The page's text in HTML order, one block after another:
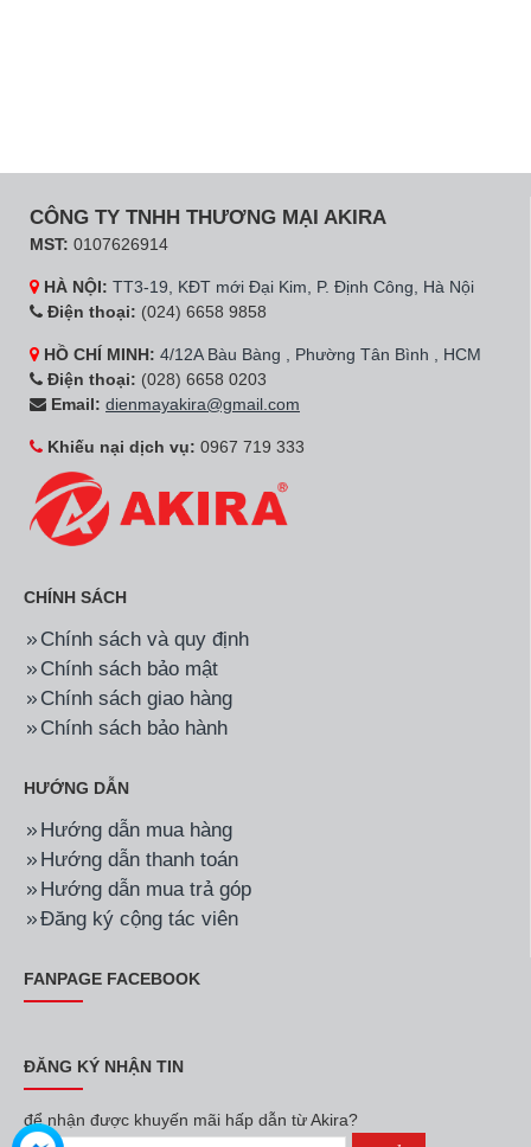
CÔNG TY TNHH THƯƠNG MẠI AKIRA
MST: 0107626914
HÀ NỘI: TT3-19, KĐT mới Đại Kim, P. Định Công, Hà Nội
Điện thoại: (024) 6658 9858
HỒ CHÍ MINH: 4/12A Bàu Bàng , Phường Tân Bình , HCM
Điện thoại: (028) 6658 0203
Email: dienmayakira@gmail.com
Khiếu nại dịch vụ: 0967 719 333
CHÍNH SÁCH
Chính sách và quy định
Chính sách bảo mật
Chính sách giao hàng
Chính sách bảo hành
HƯỚNG DẪN
Hướng dẫn mua hàng
Hướng dẫn thanh toán
Hướng dẫn mua trả góp
Đăng ký cộng tác viên
FANPAGE FACEBOOK
ĐĂNG KÝ NHẬN TIN
để nhận được khuyến mãi hấp dẫn từ Akira?